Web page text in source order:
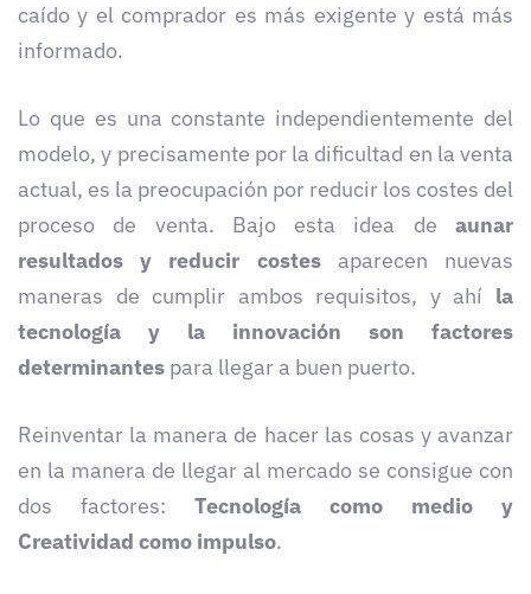
caído y el comprador es más exigente y está más
informado.
Lo que es una constante independientemente del
modelo, y precisamente por la dificultad en la venta
actual, es la preocupación por reducir los costes del
proceso de venta. Bajo esta idea de aunar
resultados y reducir costesaparecen nuevas
maneras de cumplir ambos requisitos, y ahí la
tecnología y la innovación son factores
determinantes para llegar a buen puerto.
Reinventar la manera de hacer las cosas y avanzar
en la manera de llegar al mercado se consigue con
dos factores: Tecnología como medio y
Creatividad como impulso.